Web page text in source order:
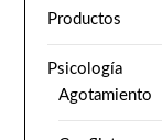
Productos
Psicología
Agotamiento